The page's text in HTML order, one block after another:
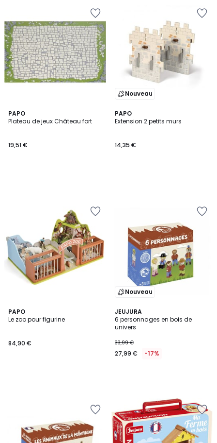
PAPO
Plateau de jeux Château fort
19,51 €
Nouveau
PAPO
Extension 2 petits murs
14,35 €
PAPO
Le zoo pour figurine
84,90 €
Nouveau
JEUJURA
6 personnages en bois de
univers
33,99 €
27,99 € -17%